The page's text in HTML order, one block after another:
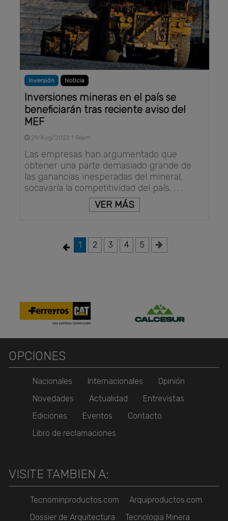
Inversión Noticia
Inversiones mineras en el país se
beneficiarán tras reciente aviso del
MEF
29/Aug/2022 1:56am
Las empresas han argumentado que
obtener una parte demasiado grande de
las ganancias inesperadas del mineral,
socavaría la competitividad del país. . . .
VER MÁS
1 2 3 4 5
OPCIONES
Nacionales Internacionales
Opinión
Novedades
Actualidad
Entrevistas
Ediciones
Eventos
Contacto
Libro de reclamaciones
VISITE TAMBIEN A:
Tecnominproductos.com
Arquiproductos.com
Dossier de Arquitectura
Tecnologia Minera